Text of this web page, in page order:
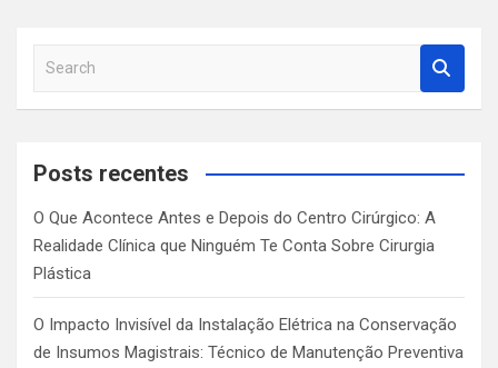
a
c
Posts recentes
O Que Acontece Antes e Depois do Centro Cirúrgico: A
Realidade Clínica que Ninguém Te Conta Sobre Cirurgia
Plástica
O Impacto Invisível da Instalação Elétrica na Conservação
de Insumos Magistrais: Técnico de Manutenção Preventiva